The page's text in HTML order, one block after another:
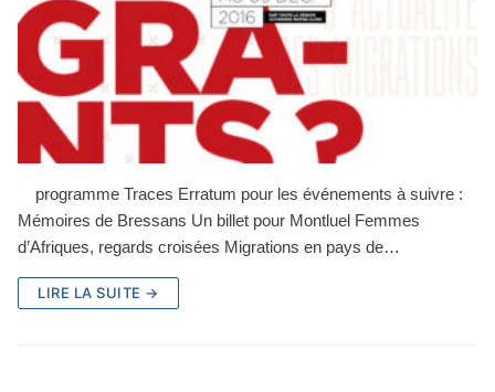
programme Traces Erratum pour les événements à suivre :
Mémoires de Bressans Un billet pour Montluel Femmes
d’Afriques, regards croisées Migrations en pays de…
LIRE LA SUITE →